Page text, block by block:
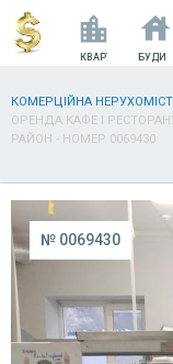
КВАРТИРИ
КОМЕРЦІЙНА
ОРЕНДА КАФЕ І
РАЙОН - НОМЕР 0069430
№ 0069430